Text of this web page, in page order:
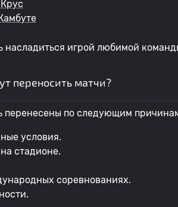
насладиться игрой любимой
переносить матчи?
перенесены по следующим
условия.
стадионе.
соревнованиях.